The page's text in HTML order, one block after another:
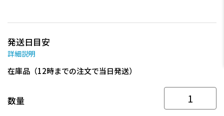
発送日目安
詳細説明
在庫品（12時までの注文で当日発送）
数量